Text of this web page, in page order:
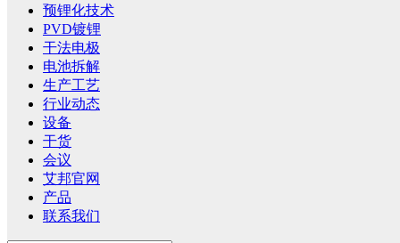
预锂化技术
PVD镀锂
干法电极
电池拆解
生产工艺
行业动态
设备
干货
会议
艾邦官网
产品
联系我们